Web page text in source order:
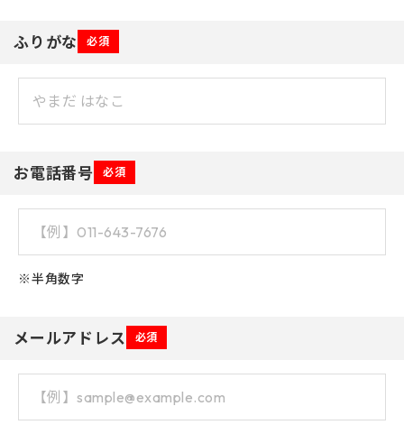
ふりがな 必須
お電話番号 必須
※半角数字
メールアドレス 必須